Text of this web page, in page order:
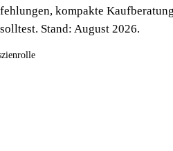
kompakte
Stand: August 2026.